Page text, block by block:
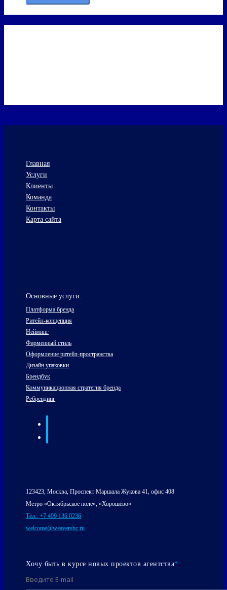
Главная
Услуги
Клиенты
Команда
Контакты
Карта сайта
Основные услуги:
Платформа бренда
Ритейл-концепция
Нейминг
Фирменный стиль
Оформление ритейл-пространства
Дизайн упаковки
Брендбук
Коммуникационная стратегия бренда
Ребрендинг
123423, Москва, Проспект Маршала Жукова 41, офис 408
Метро «Октябрьское поле», «Хорошёво»
Тел.: +7 499 136 0236
welcome@weaversbc.ru
Хочу быть в курсе новых проектов агентства*